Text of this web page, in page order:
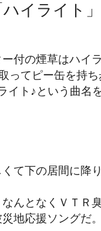
ハイライト
付の煙草はハイ
ってピー缶を持
イト♪という曲名
て下の居間に降
んとなくＶＴＲ
災地応援ソングだ